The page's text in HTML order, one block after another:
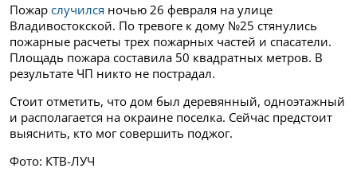
Пожар случился ночью 26 февраля на улице
Владивостокской. По тревоге к дому №25 стянулись
пожарные расчеты трех пожарных частей и спасатели.
Площадь пожара составила 50 квадратных метров. В
результате ЧП никто не пострадал.
Стоит отметить, что дом был деревянный, одноэтажный
и располагается на окраине поселка. Сейчас предстоит
выяснить, кто мог совершить поджог.
Фото: КТВ-ЛУЧ